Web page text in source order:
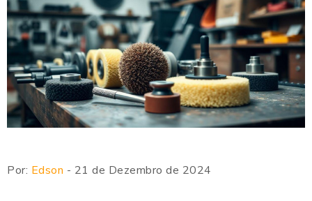
Por: Edson - 21 de Dezembro de 2024